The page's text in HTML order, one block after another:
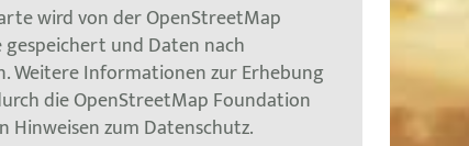
wird von der OpenStreetMap
und Daten nach
Weitere Informationen zur Erhebung
die OpenStreetMap Foundation
zum Datenschutz.